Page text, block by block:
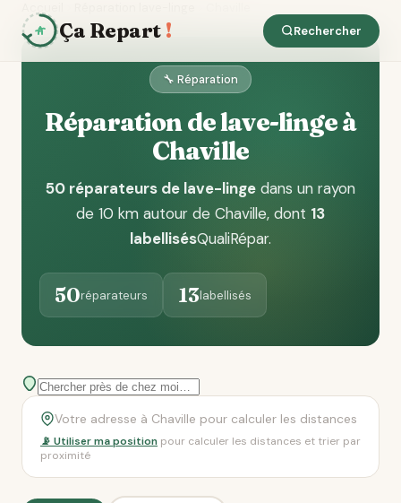
Ça Repart ! Rechercher
🔧 Réparation
Réparation de lave-linge à
Chaville
50 réparateurs de lave-linge dans un rayon
de 10 km autour de Chaville, dont 13
labellisésQualiRépar.
50réparateurs 13labellisés
📡 Utiliser ma position pour calculer les distances et trier par
proximité